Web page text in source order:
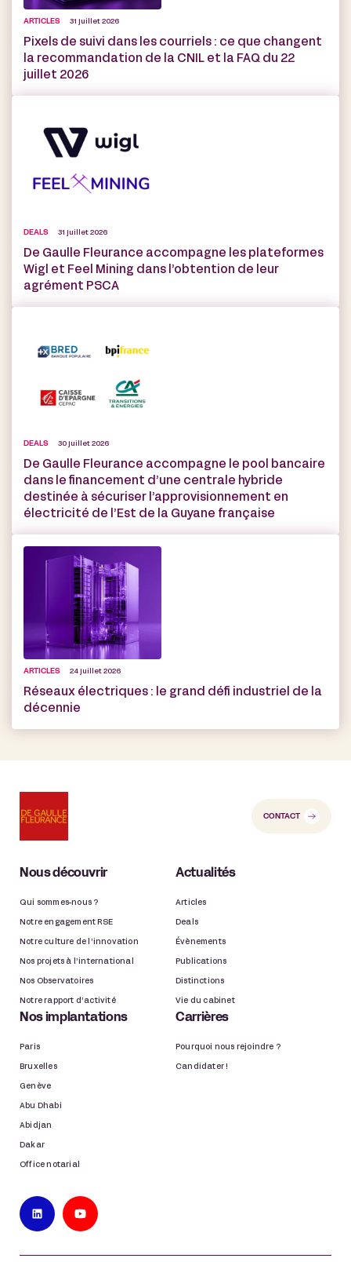
ARTICLES 31 juillet 2026
Pixels de suivi dans les courriels : ce que changent
la recommandation de la CNIL et la FAQ du 22
juillet 2026
DEALS 31 juillet 2026
De Gaulle Fleurance accompagne les plateformes
Wigl et Feel Mining dans l’obtention de leur
agrément PSCA
DEALS 30 juillet 2026
De Gaulle Fleurance accompagne le pool bancaire
dans le financement d’une centrale hybride
destinée à sécuriser l’approvisionnement en
électricité de l’Est de la Guyane française
ARTICLES 24 juillet 2026
Réseaux électriques : le grand défi industriel de la
décennie
CONTACT
Nous découvrir
Qui sommes-nous ?
Notre engagement RSE
Notre culture de l’innovation
Nos projets à l’international
Nos Observatoires
Notre rapport d’activité
Actualités
Articles
Deals
Évènements
Publications
Distinctions
Vie du cabinet
Nos implantations
Paris
Bruxelles
Genève
Abu Dhabi
Abidjan
Dakar
Office notarial
Carrières
Pourquoi nous rejoindre ?
Candidater !